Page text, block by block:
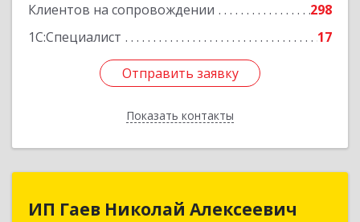
Клиентов на сопровождении
298
1С:Специалист
17
Отправить заявку
Показать контакты
Отправить заявку
Назад
ИП Гаев Николай Алексеевич
ИП Гаев Николай Алексеевич